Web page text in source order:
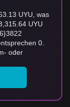
UYU, was
UYU
0.
oder